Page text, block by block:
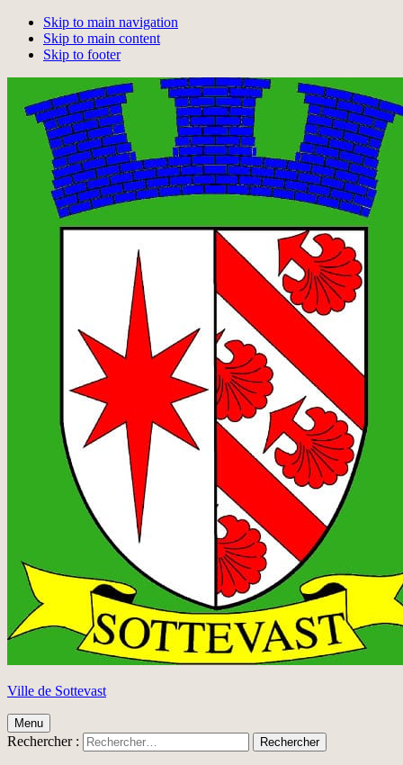
Skip to main navigation
Skip to main content
Skip to footer
Ville de Sottevast
Menu
Rechercher :